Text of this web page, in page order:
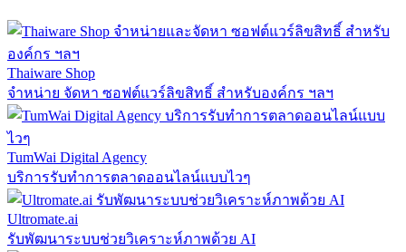
Thaiware Shop
จำหน่าย จัดหา ซอฟต์แวร์ลิขสิทธิ์ สำหรับองค์กร ฯลฯ
TumWai Digital Agency
บริการรับทำการตลาดออนไลน์แบบไวๆ
Ultromate.ai
รับพัฒนาระบบช่วยวิเคราะห์ภาพด้วย AI